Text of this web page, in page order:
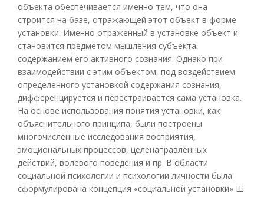
объекта обеспечивается именно тем, что она
строится на базе, отражающей этот объект в форме
установки. Именно отраженный в установке объект и
становится предметом мышления субъекта,
содержанием его активного сознания. Однако при
взаимодействии с этим объектом, под воздействием
определенного установкой содержания сознания,
дифференцируется и перестраивается сама установка.
На основе использования понятия установки, как
объяснительного принципа, были построены
многочисленные исследования восприятия,
эмоциональных процессов, целенаправленных
действий, волевого поведения и пр. В области
социальной психологии и психологии личности была
сформулирована концепция «социальной установки» Ш.